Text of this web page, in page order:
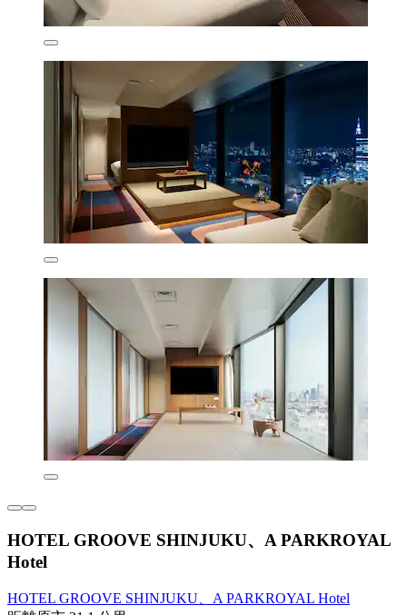
HOTEL GROOVE SHINJUKU、A PARKROYAL
Hotel
HOTEL GROOVE SHINJUKU、A PARKROYAL Hotel